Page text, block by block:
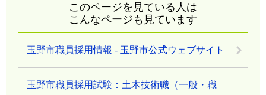
このページを見ている人は
こんなページも見ています
玉野市職員採用情報 - 玉野市公式ウェブサイト
玉野市職員採用試験：土木技術職（一般・職